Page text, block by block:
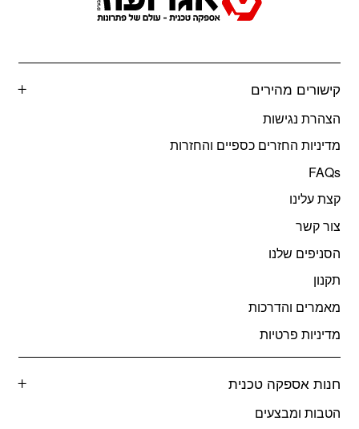
קישורים מהירים
הצהרת נגישות
מדיניות החזרים כספיים והחזרות
FAQs
קצת עלינו
צור קשר
הסניפים שלנו
תקנון
מאמרים והדרכות
מדיניות פרטיות
חנות אספקה טכנית
הטבות ומבצעים